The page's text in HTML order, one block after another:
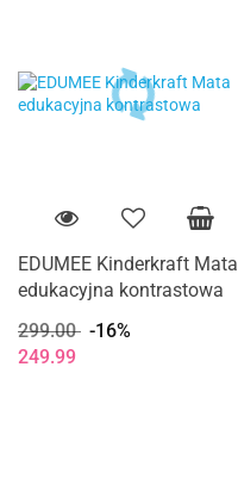
EDUMEE Kinderkraft Mata
edukacyjna kontrastowa
299.00 -16%
249.99